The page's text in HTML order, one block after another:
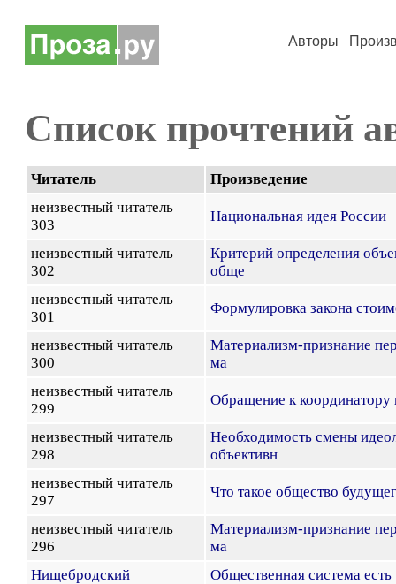
Авторы
Список прочтений
Читатель
Произведение
неизвестный читатель
303
Национальная идея России
неизвестный читатель
302
Критерий определения
обще
неизвестный читатель
301
Формулировка закона
неизвестный читатель
300
Материализм-признание
ма
неизвестный читатель
299
Обращение к координатору
неизвестный читатель
298
Необходимость смены
объективн
неизвестный читатель
297
Что такое общество
неизвестный читатель
296
Материализм-признание
ма
Нищебродский
Общественная система